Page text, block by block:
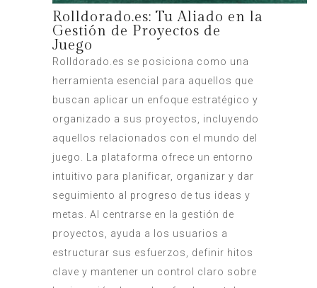
Rolldorado.es: Tu Aliado en la
Gestión de Proyectos de
Juego
Rolldorado.es se posiciona como una
herramienta esencial para aquellos que
buscan aplicar un enfoque estratégico y
organizado a sus proyectos, incluyendo
aquellos relacionados con el mundo del
juego. La plataforma ofrece un entorno
intuitivo para planificar, organizar y dar
seguimiento al progreso de tus ideas y
metas. Al centrarse en la gestión de
proyectos, ayuda a los usuarios a
estructurar sus esfuerzos, definir hitos
clave y mantener un control claro sobre